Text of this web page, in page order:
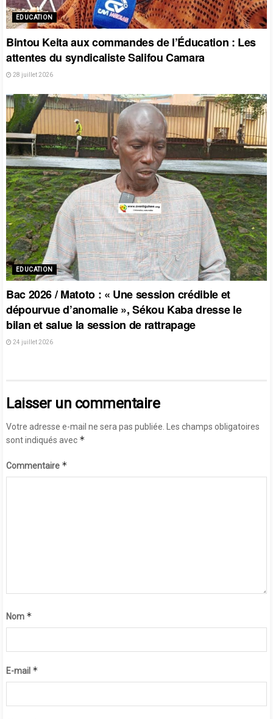
EDUCATION
Bintou Keita aux commandes de l’Éducation : Les
attentes du syndicaliste Salifou Camara
28 juillet 2026
EDUCATION
Bac 2026 / Matoto : « Une session crédible et
dépourvue d’anomalie », Sékou Kaba dresse le
bilan et salue la session de rattrapage
24 juillet 2026
Laisser un commentaire
Votre adresse e-mail ne sera pas publiée.
Les champs obligatoires
sont indiqués avec *
Commentaire *
Nom *
E-mail *